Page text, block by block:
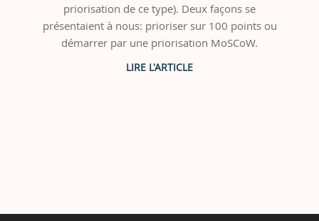
priorisation de ce type). Deux façons se
présentaient à nous: prioriser sur 100 points ou
démarrer par une priorisation MoSCoW.